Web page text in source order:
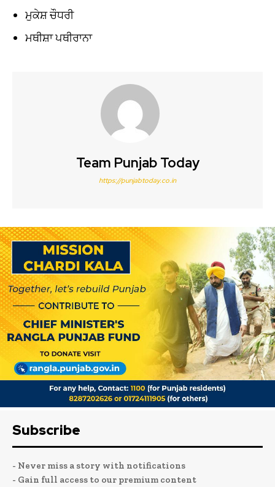
ਮੁਕੇਸ਼ ਚੌਧਰੀ
ਮਥੀਸ਼ਾ ਪਥੀਰਾਨਾ
Team Punjab Today
https://punjabtoday.co.in
Subscribe
- Never miss a story with notifications
- Gain full access to our premium content